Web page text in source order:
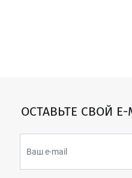
ОСТАВЬТЕ СВОЙ